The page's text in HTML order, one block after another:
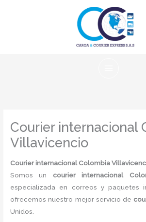
Courier internacional
Villavicencio
Courier internacional Colombia
Somos un courier internacional
especializada en correos y paquetes
ofrecemos nuestro mejor servicio de
Unidos.